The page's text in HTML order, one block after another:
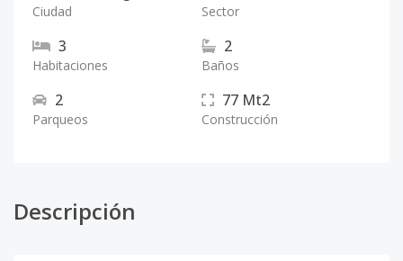
Ciudad Sector
3
Habitaciones
2
Baños
2
Parqueos
77 Mt2
Construcción
Descripción